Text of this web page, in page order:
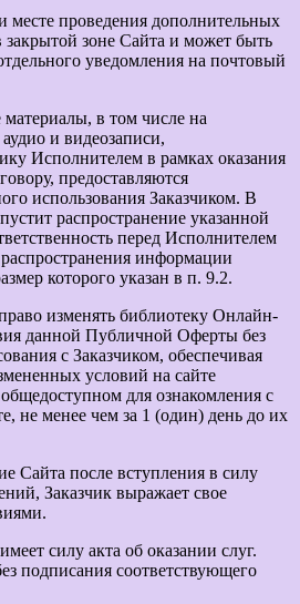
проведения дополнительных
закрытой зоне Сайта и может быть
уведомления на почтовый
в том числе на
и видеозаписи,
Исполнителем в рамках оказания
предоставляются
использования Заказчиком. В
распространение указанной
перед Исполнителем
информации
которого указан в п. 9.2.
изменять библиотеку Онлайн-
данной Публичной Оферты без
с Заказчиком, обеспечивая
условий на сайте
для ознакомления с
не менее чем за 1 (один) день до их
Сайта после вступления в силу
Заказчик выражает свое
силу акта об оказании слуг.
подписания соответствующего